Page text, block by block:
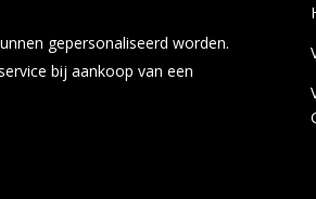
gepersonaliseerd worden.
bij aankoop van een